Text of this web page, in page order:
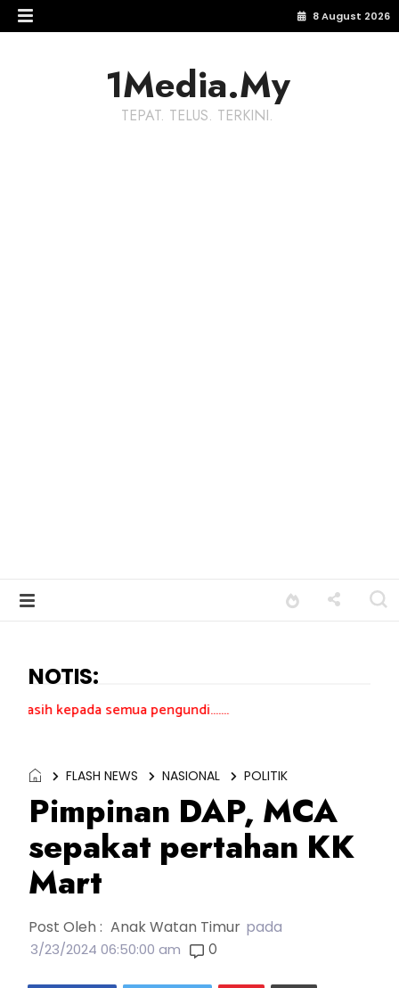
8 August 2026
1Media.My
TEPAT. TELUS. TERKINI.
NOTIS:
semua pengundi.......
FLASH NEWS NASIONAL POLITIK
Pimpinan DAP, MCA
sepakat pertahan KK
Mart
Post Oleh : Anak Watan Timur pada
3/23/2024 06:50:00 am 0